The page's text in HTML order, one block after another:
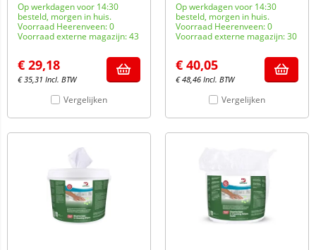
Op werkdagen voor 14:30
besteld, morgen in huis.
Voorraad Heerenveen: 0
Voorraad externe magazijn: 43
€ 29,18
€35,31 Incl. BTW
Vergelijken
Op werkdagen voor 14:30
besteld, morgen in huis.
Voorraad Heerenveen: 0
Voorraad externe magazijn: 30
€ 40,05
€48,46 Incl. BTW
Vergelijken